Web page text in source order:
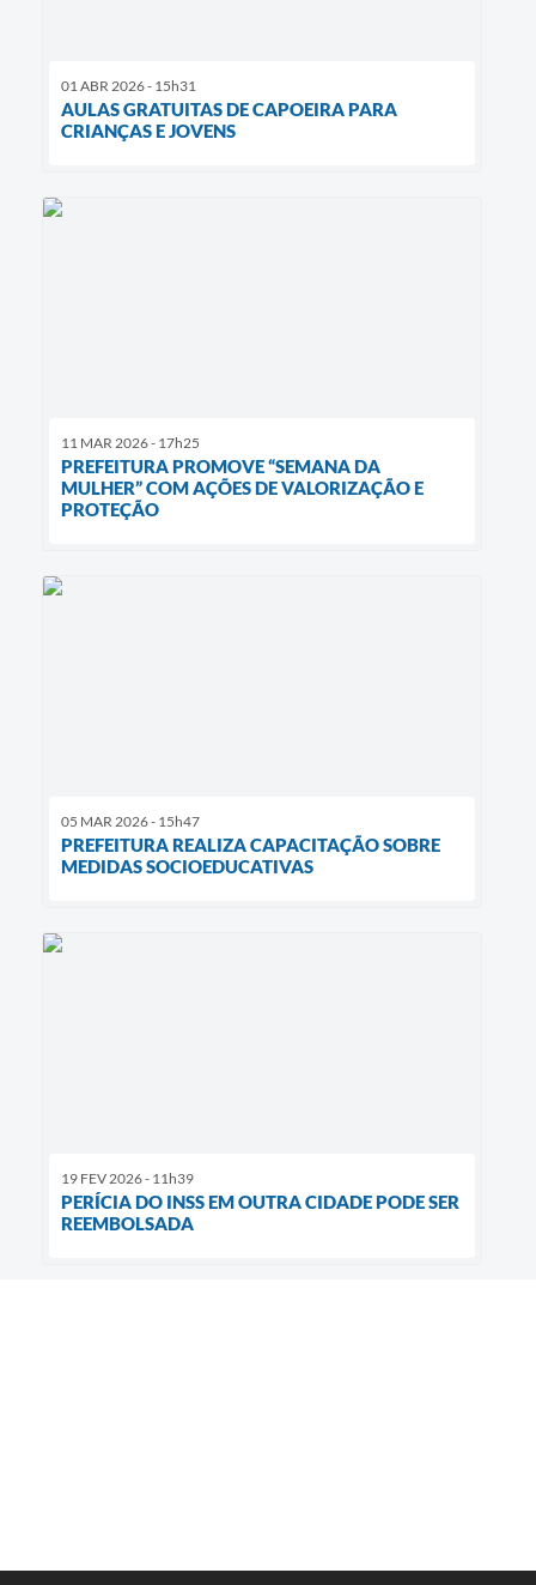
01 ABR 2026 - 15h31
AULAS GRATUITAS DE CAPOEIRA PARA
CRIANÇAS E JOVENS
11 MAR 2026 - 17h25
PREFEITURA PROMOVE “SEMANA DA
MULHER” COM AÇÕES DE VALORIZAÇÃO E
PROTEÇÃO
05 MAR 2026 - 15h47
PREFEITURA REALIZA CAPACITAÇÃO SOBRE
MEDIDAS SOCIOEDUCATIVAS
19 FEV 2026 - 11h39
PERÍCIA DO INSS EM OUTRA CIDADE PODE SER
REEMBOLSADA